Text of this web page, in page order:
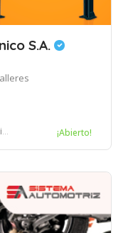
S.A.
¡Abierto!